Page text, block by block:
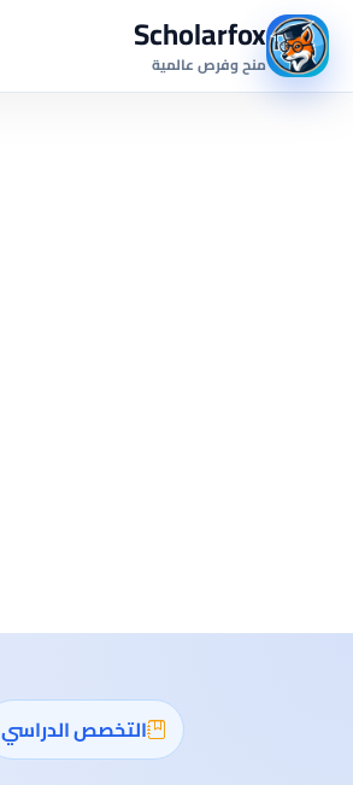
Scholarfox
منح وفرص عالمية
التخصص الدراسي